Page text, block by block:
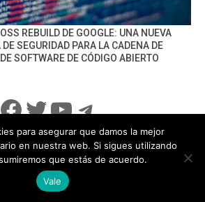
REBUILD DE GOOGLE: UNA NUEVA
SEGURIDAD PARA LA CADENA DE
SOFTWARE DE CÓDIGO ABIERTO
Twitter
YouTube
Telegram
Política de Privacidad
para asegurar que damos la mejor
en nuestra web. Si sigues utilizando
que estás de acuerdo.
Vale